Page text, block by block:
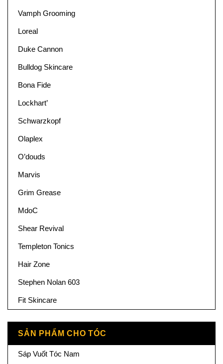
Vamph Grooming
Loreal
Duke Cannon
Bulldog Skincare
Bona Fide
Lockhart’
Schwarzkopf
Olaplex
O’douds
Marvis
Grim Grease
MdoC
Shear Revival
Templeton Tonics
Hair Zone
Stephen Nolan 603
Fit Skincare
SẢN PHẨM CHO TÓC
Sáp Vuốt Tóc Nam